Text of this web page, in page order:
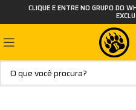
CLIQUE E ENTRE NO GRUPO DO